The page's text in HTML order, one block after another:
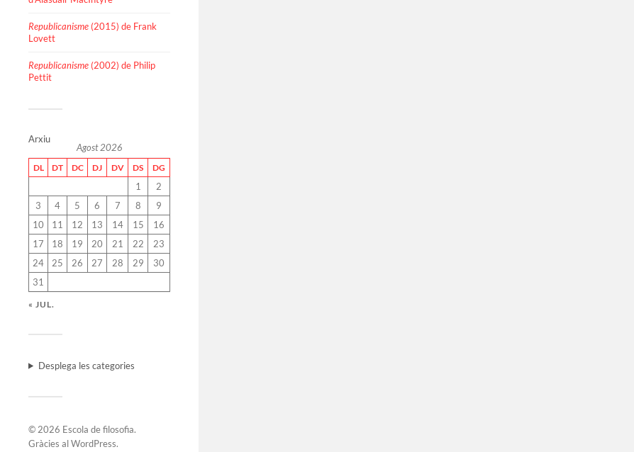
Republicanisme (2015) de Frank
Lovett
Republicanisme (2002) de Philip
Pettit
Arxiu
Agost 2026
DL DT DC DJ DV DS DG
1
2
3
4 5 6 7 8
9
10
11 12 13 14 15
16
17
18 19 20 21 22
23
24
25 26 27 28 29
30
31
« JUL.
Desplega les categories
© 2026 Escola de filosofia.
Gràcies alWordPress.